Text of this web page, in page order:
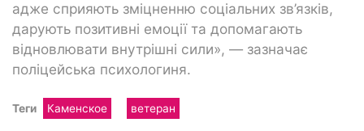
адже сприяють зміцненню соціальних зв’язків,
дарують позитивні емоції та допомагають
відновлювати внутрішні сили», — зазначає
поліцейська психологиня.
Теги Каменское ветеран